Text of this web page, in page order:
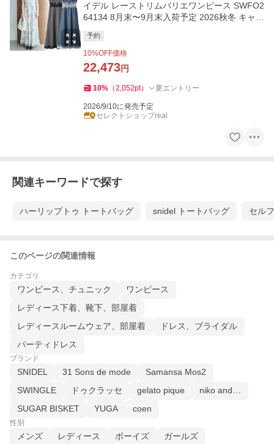
イデル レーストリムバリエワンピース SWFO2
64134 8月末〜9月末入荷予定 2026秋冬 キャン
予約
10%OFF価格
22,473円
10% （2,052pt） 要エントリー
2026/9/10に発売予定
セレクトショップreal
関連キーワードで探す
ハーリップトゥ トートバッグ snidel トートバッグ セル
このページの関連情報
カテゴリ
ワンピース、チュニック
ワンピース
レディース下着、靴下、部屋着
レディースルームウェア、部屋着
ドレス、ブライダル
パーティドレス
ブランド
SNIDEL 31 Sons de mode
Samansa Mos2
SWINGLE
ドゥクラッセ gelato pique
niko and…
SUGAR BISKET
YUGA coen
性別
メンズ レディース ボーイズ ガールズ